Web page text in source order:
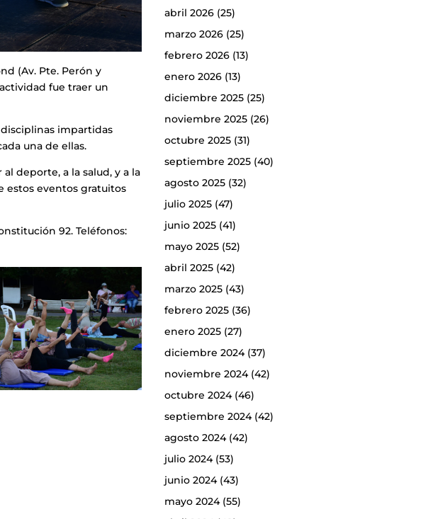
(Av. Pte. Perón y
fue traer un
impartidas
una de ellas.
deporte, a la salud, y a la
estos eventos gratuitos
92. Teléfonos:
abril 2026(25)
marzo 2026(25)
febrero 2026(13)
enero 2026(13)
diciembre 2025(25)
noviembre 2025(26)
octubre 2025(31)
septiembre 2025(40)
agosto 2025(32)
julio 2025(47)
junio 2025(41)
mayo 2025(52)
abril 2025(42)
marzo 2025(43)
febrero 2025(36)
enero 2025(27)
diciembre 2024(37)
noviembre 2024(42)
octubre 2024(46)
septiembre 2024(42)
agosto 2024(42)
julio 2024(53)
junio 2024(43)
mayo 2024(55)